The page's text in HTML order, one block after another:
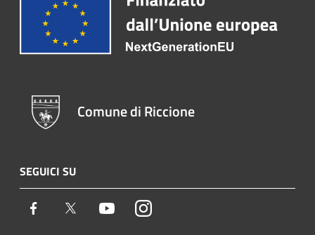
Comune di Riccione
SEGUICI SU
Facebook Twitter YoutubeInstagram